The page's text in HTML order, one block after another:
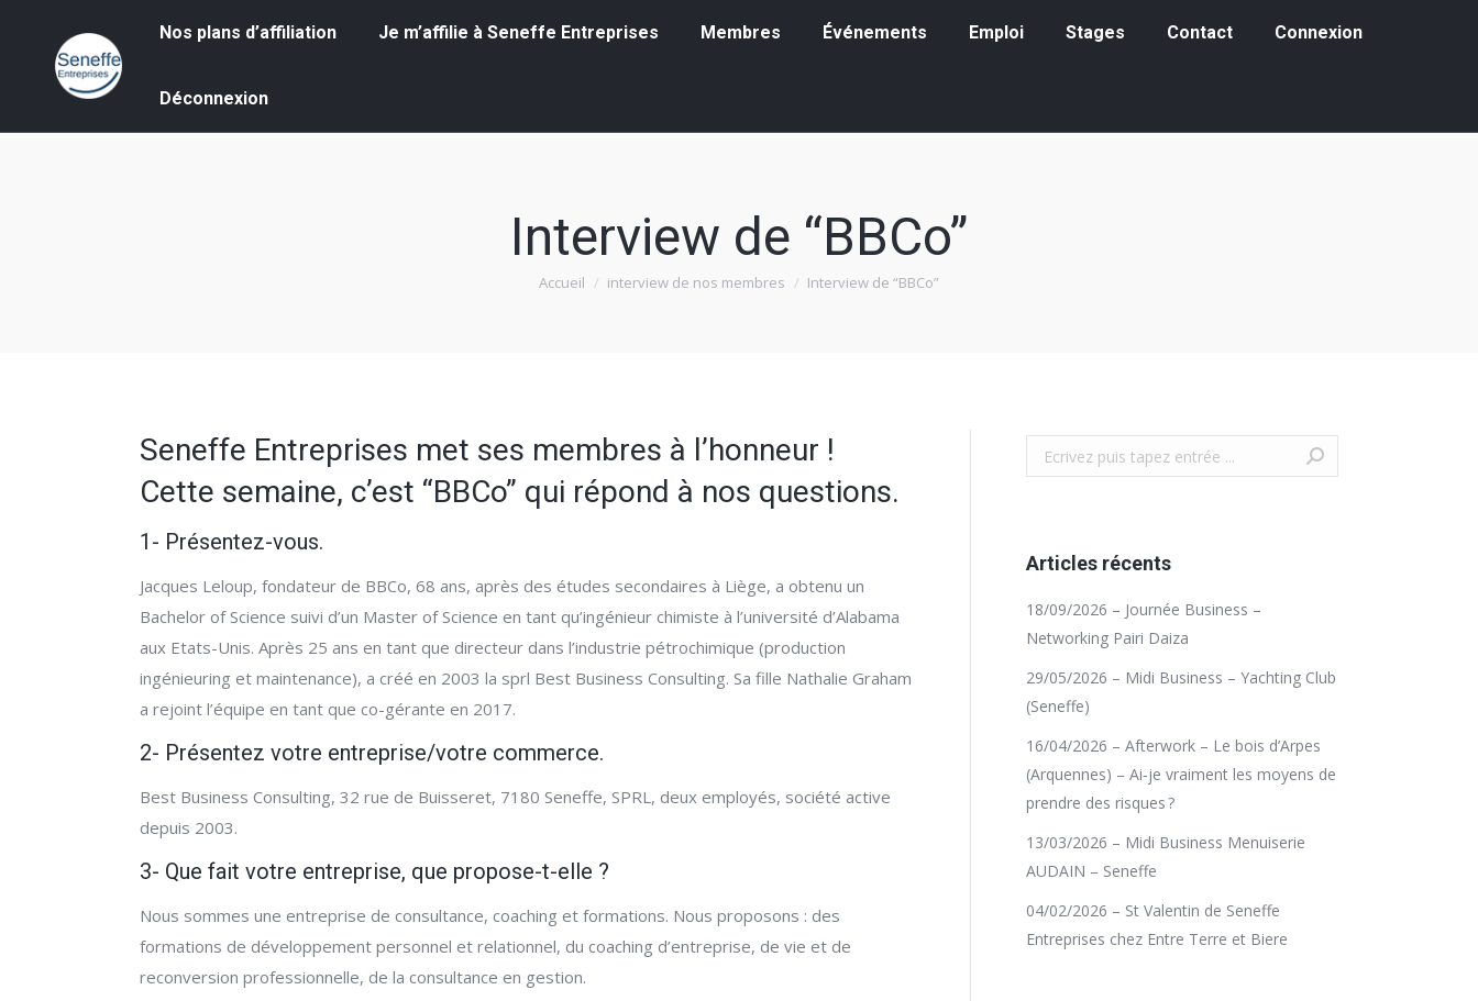
Nos plans d’affiliation Je m’affilie à Seneffe Entreprises Membres Événements Emploi Stages Contact Connexion
Déconnexion
Interview de “BBCo”
Vous êtes ici :
Accueil interview de nos membres Interview de “BBCo”
Seneffe Entreprises met ses membres à l’honneur !
Cette semaine, c’est “BBCo” qui répond à nos questions.
1- Présentez-vous.
Jacques Leloup, fondateur de BBCo, 68 ans, après des études secondaires à Liège, a obtenu un
Bachelor of Science suivi d’un Master of Science en tant qu’ingénieur chimiste à l’université d’Alabama
aux Etats-Unis. Après 25 ans en tant que directeur dans l’industrie pétrochimique (production
ingénieuring et maintenance), a créé en 2003 la sprl Best Business Consulting. Sa fille Nathalie Graham
a rejoint l’équipe en tant que co-gérante en 2017.
2- Présentez votre entreprise/votre commerce.
Best Business Consulting, 32 rue de Buisseret, 7180 Seneffe, SPRL, deux employés, société active
depuis 2003.
3- Que fait votre entreprise, que propose-t-elle ?
Nous sommes une entreprise de consultance, coaching et formations. Nous proposons : des
formations de développement personnel et relationnel, du coaching d’entreprise, de vie et de
reconversion professionnelle, de la consultance en gestion.
Recherche
Articles récents
18/09/2026 – Journée Business –
Networking Pairi Daiza
29/05/2026 – Midi Business – Yachting Club
(Seneffe)
16/04/2026 – Afterwork – Le bois d’Arpes
(Arquennes) – Ai‑je vraiment les moyens de
prendre des risques ?
13/03/2026 – Midi Business Menuiserie
AUDAIN – Seneffe
04/02/2026 – St Valentin de Seneffe
Entreprises chez Entre Terre et Biere
Nos plans d’affiliation Je m’affilie à Seneffe Entreprises Membres Événements Emploi Stages Contact
Connexion